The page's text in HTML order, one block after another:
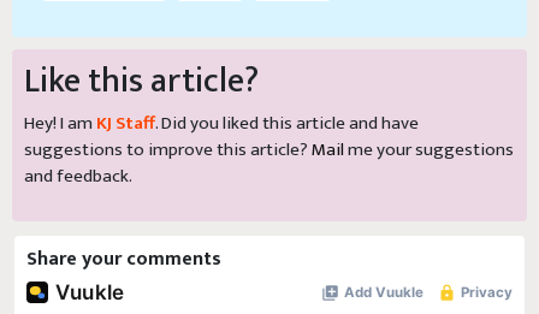
Like this article?
Hey! I am KJ Staff. Did you liked this article and have
suggestions to improve this article?Mailme your suggestions
and feedback.
Share your comments